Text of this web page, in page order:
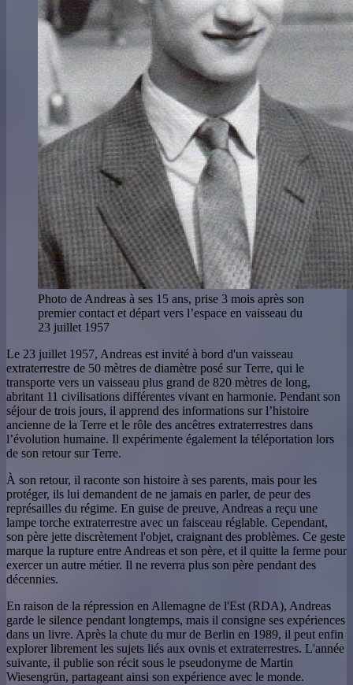
Photo de Andreas à ses 15 ans, prise 3 mois après son
premier contact et départ vers l’espace en vaisseau du
23 juillet 1957
Le 23 juillet 1957, Andreas est invité à bord d'un vaisseau
extraterrestre de 50 mètres de diamètre posé sur Terre, qui le
transporte vers un vaisseau plus grand de 820 mètres de long,
abritant 11 civilisations différentes vivant en harmonie. Pendant son
séjour de trois jours, il apprend des informations sur l’histoire
ancienne de la Terre et le rôle des ancêtres extraterrestres dans
l’évolution humaine. Il expérimente également la téléportation lors
de son retour sur Terre.
À son retour, il raconte son histoire à ses parents, mais pour les
protéger, ils lui demandent de ne jamais en parler, de peur des
représailles du régime. En guise de preuve, Andreas a reçu une
lampe torche extraterrestre avec un faisceau réglable. Cependant,
son père jette discrètement l'objet, craignant des problèmes. Ce geste
marque la rupture entre Andreas et son père, et il quitte la ferme pour
exercer un autre métier. Il ne reverra plus son père pendant des
décennies.
En raison de la répression en Allemagne de l'Est (RDA), Andreas
garde le silence pendant longtemps, mais il consigne ses expériences
dans un livre. Après la chute du mur de Berlin en 1989, il peut enfin
explorer librement les sujets liés aux ovnis et extraterrestres. L'année
suivante, il publie son récit sous le pseudonyme de Martin
Wiesengrün, partageant ainsi son expérience avec le monde.